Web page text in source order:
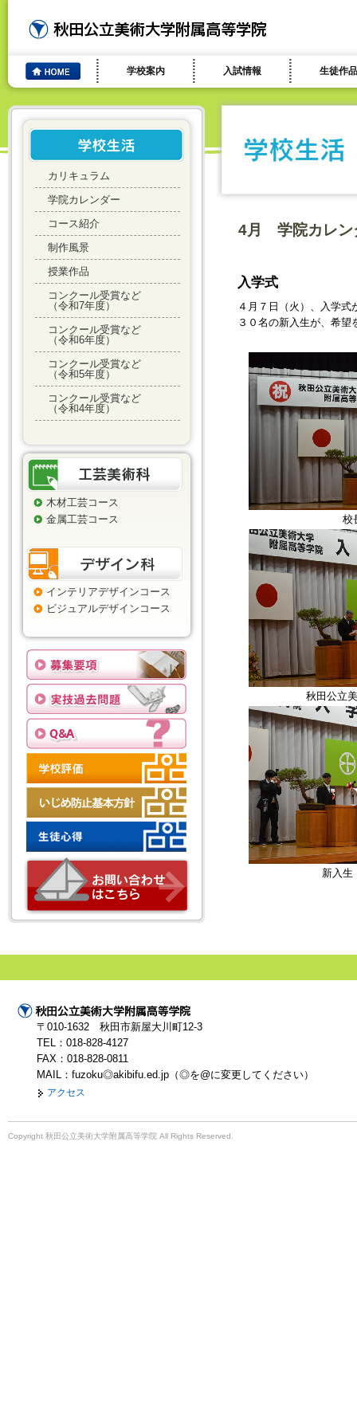
学校案内 入試情報 生徒作品
カリキュラム
学院カレンダー
コース紹介
制作風景
授業作品
コンクール受賞など
（令和7年度）
コンクール受賞など
（令和6年度）
コンクール受賞など
（令和5年度）
コンクール受賞など
（令和4年度）
木材工芸コース
金属工芸コース
インテリアデザインコース
ビジュアルデザインコース
4月 学院カレン
入学式
４月７日（火）、入学式
３０名の新入生が、希
校
秋田公立
新入
〒010-1632 秋田市新屋大川町12-3
TEL：018-828-4127
FAX：018-828-0811
MAIL：fuzoku◎akibifu.ed.jp（◎を@に変更してください）
アクセス
Copyright 秋田公立美術大学附属高等学院 All Rights Reserved.